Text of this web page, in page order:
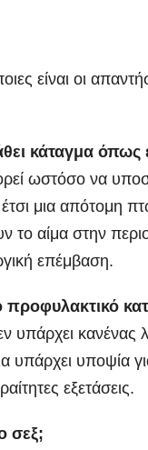
είναι οι
κάταγμα όπως
ωστόσο να
έτσι μια
το αίμα στην
επέμβαση.
υπάρχει
υπάρχει υποψία
εξετάσεις.
σεξ;